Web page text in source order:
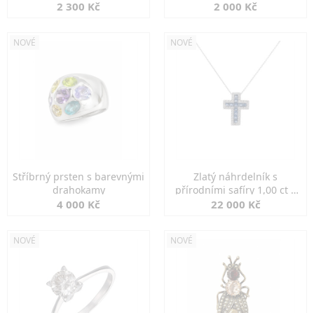
2 300 Kč 2 000 Kč
NOVÉ
Stříbrný prsten s barevnými
drahokamy
4 000 Kč
NOVÉ
Zlatý náhrdelník s
přírodními safíry 1,00 ct a
diamanty
22 000 Kč
NOVÉ NOVÉ